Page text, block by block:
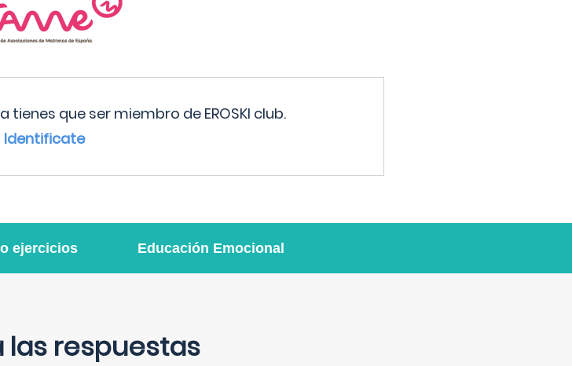
que ser miembro de EROSKI club.
Identificate
ejercicios Educación Emocional
las respuestas